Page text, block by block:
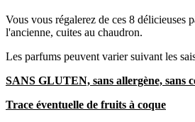
Vous vous régalerez de ces 8 délicieuses
l'ancienne, cuites au chaudron.
Les parfums peuvent varier suivant les
SANS GLUTEN, sans allergène, sans
Trace éventuelle de fruits à coque